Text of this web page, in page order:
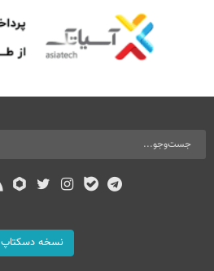
نسخه دسکتاپ